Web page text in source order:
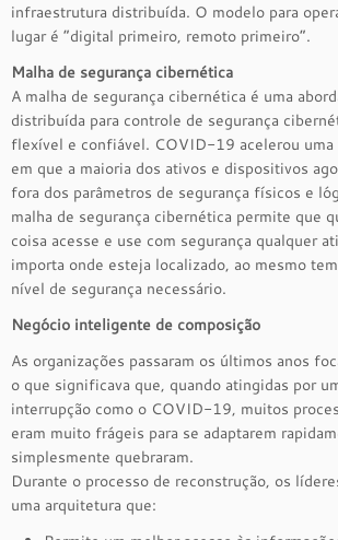
infraestrutura distribuída. O modelo para
lugar é “digital primeiro, remoto primeiro”.
Malha de segurança cibernética
A malha de segurança cibernética é uma
distribuída para controle de segurança
flexível e confiável. COVID-19 acelerou
em que a maioria dos ativos e dispositivos
fora dos parâmetros de segurança físicos e
malha de segurança cibernética permite que
coisa acesse e use com segurança qualquer
importa onde esteja localizado, ao mesmo
nível de segurança necessário.
Negócio inteligente de composição
As organizações passaram os últimos anos
o que significava que, quando atingidas por
interrupção como o COVID-19, muitos
eram muito frágeis para se adaptarem
simplesmente quebraram.
Durante o processo de reconstrução, os
uma arquitetura que: